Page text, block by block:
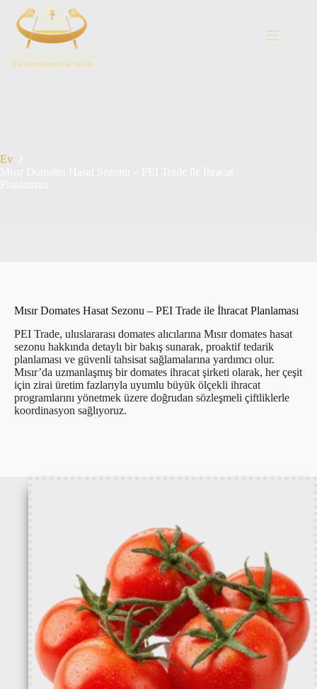
İçeriğe
Ev
Mısır Domates Hasat Sezonu – PEI Trade ile İhracat Planlaması
PEI Trade, uluslararası domates alıcılarına Mısır domates hasat
sezonu hakkında detaylı bir bakış sunarak, proaktif tedarik
planlaması ve güvenli tahsisat sağlamalarına yardımcı olur.
Mısır’da uzmanlaşmış bir domates ihracat şirketi olarak, her çeşit
için zirai üretim fazlarıyla uyumlu büyük ölçekli ihracat
programlarını yönetmek üzere doğrudan sözleşmeli çiftliklerle
koordinasyon sağlıyoruz.